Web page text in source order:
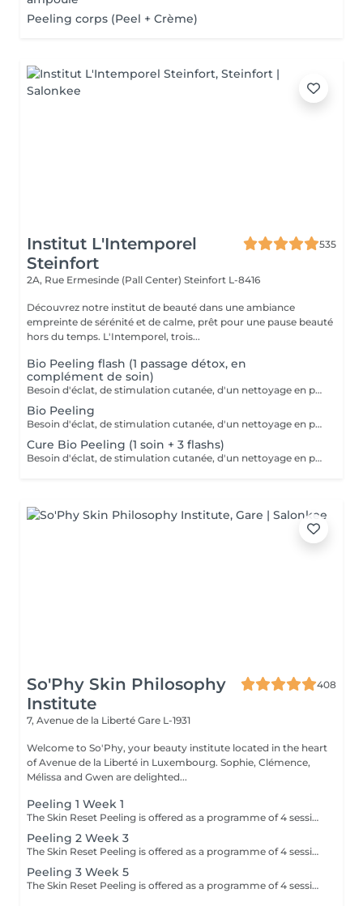
Peeling corps (Peel + Crème)
Institut L'Intemporel
Steinfort
535
2A, Rue Ermesinde (Pall Center) Steinfort L-8416
Découvrez notre institut de beauté dans une ambiance
empreinte de sérénité et de calme, prêt pour une pause beauté
hors du temps. L'Intemporel, trois...
Bio Peeling flash (1 passage détox, en
complément de soin)
Besoin d'éclat, de stimulation cutanée, d'un nettoyage en profondeur? Avec l'action combinée d'acides hyaluroniques, lactiques et salicyliques, additionnés de planctons marins et de camphre, ce soin coche toutes les cases d'un soin cabine PROFESSIONNEL. A tester .
Bio Peeling
Besoin d'éclat, de stimulation cutanée, d'un nettoyage en profondeur ? Avec l'action combinée d'acides hyaluronique, lactique et salicylique additionnés de planctons marins et de camphre, ce soin coche toutes les cases d'un soin cabine PROFESSIONNEL. A tester.
Cure Bio Peeling (1 soin + 3 flashs)
Besoin d'éclat, de stimulation cutanée, d'un nettoyage en profondeur ? Avec l'action combinée d'acides hyaluronique, lactique et salicylique additionnés de planctons marins et de camphre, ce soin coche toutes les cases d'un soin cabine PROFESSIONNEL. A tester en cure sur 4 à 6 semaines.
So'Phy Skin Philosophy
Institute
408
7, Avenue de la Liberté Gare L-1931
Welcome to So'Phy, your beauty institute located in the heart
of Avenue de la Liberté in Luxembourg. Sophie, Clémence,
Mélissa and Gwen are delighted...
Peeling 1 Week 1
The Skin Reset Peeling is offered as a programme of 4 sessions, performed every 2 weeks, to progressively stimulate skin renewal and improve overall skin quality. Each session is tailored to your skin's needs and works in a targeted way on radiance, texture, imperfections and uneven skin tone. Over the course of the programme, the skin becomes smoother, brighter and visibly more even. This approach delivers progressive and long-lasting results while respecting your skin's balance and sensitivity. To optimise results, a tailored home skincare routine will be recommended and should be followed before, during and after the programme. Ideal during seasonal changes or when the skin is imbalanced.
Peeling 2 Week 3
The Skin Reset Peeling is offered as a programme of 4 sessions, performed every 2 weeks, to progressively stimulate skin renewal and improve overall skin quality. Each session is tailored to your skin's needs and works in a targeted way on radiance, texture, imperfections and uneven skin tone. Over the course of the programme, the skin becomes smoother, brighter and visibly more even. This approach delivers progressive and long-lasting results while respecting your skin's balance and sensitivity. To optimise results, a tailored home skincare routine will be recommended and should be followed before, during and after the programme. Ideal during seasonal changes or when the skin is imbalanced.
Peeling 3 Week 5
The Skin Reset Peeling is offered as a programme of 4 sessions, performed every 2 weeks, to progressively stimulate skin renewal and improve overall skin quality. Each session is tailored to your skin's needs and works in a targeted way on radiance, texture, imperfections and uneven skin tone. Over the course of the programme, the skin becomes smoother, brighter and visibly more even. This approach delivers progressive and long-lasting results while respecting your skin's balance and sensitivity. To optimise results, a tailored home skincare routine will be recommended and should be followed before, during and after the programme. Ideal during seasonal changes or when the skin is imbalanced.